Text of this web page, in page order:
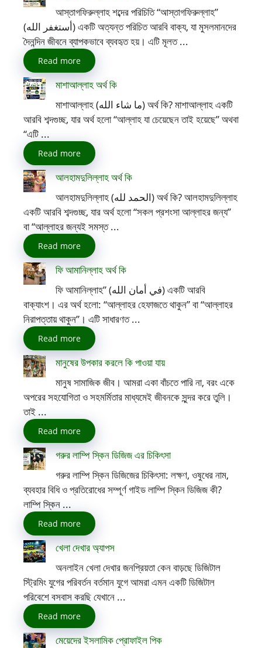
আস্তাগফিরুল্লাহ শব্দের পরিচিতি “আস্তাগফিরুল্লাহ”
(أستغفر الله) একটি অত্যন্ত পরিচিত আরবি বাক্য, যা মুসলমানদের
দৈনন্দিন জীবনে ব্যাপকভাবে ব্যবহৃত হয়। এটি মূলত ...
Read more
মাশাআল্লাহ অর্থ কি
মাশাআল্লাহ (ما شاء الله) অর্থ কি? মাশাআল্লাহ একটি
আরবি শব্দগুচ্ছ, যার অর্থ হলো “আল্লাহ যা চেয়েছেন তাই হয়েছে” অথবা
“এটি ...
Read more
আলহামদুলিল্লাহ অর্থ কি
আলহামদুলিল্লাহ (الحمد لله) অর্থ কি? আলহামদুলিল্লাহ
একটি আরবি শব্দগুচ্ছ, যার অর্থ হলো “সকল প্রশংসা আল্লাহর জন্য”
বা “আল্লাহর জন্যই সমস্ত ...
Read more
ফি আমানিল্লাহ অর্থ কি
ফি আমানিল্লাহ” (في أمان الله) একটি আরবি
বাক্যাংশ। এর অর্থ হলো: “আল্লাহর হেফাজতে থাকুন” বা “আল্লাহর
নিরাপত্তায় থাকুন”। এটি সাধারণত ...
Read more
মানুষের উপকার করলে কি পাওয়া যায়
মানুষ সামাজিক জীব। আমরা একা বাঁচতে পারি না, বরং একে
অপরের সহযোগিতা ও সহমর্মিতার মাধ্যমেই জীবনকে সুন্দর করে তুলি।
তাই ...
Read more
গরুর লাম্পি স্কিন ডিজিজ এর চিকিৎসা
গরুর লাম্পি স্কিন ডিজিজের চিকিৎসা: লক্ষণ, ওষুধের নাম,
ব্যবহার বিধি ও প্রতিরোধের সম্পূর্ণ গাইড লাম্পি স্কিন ডিজিজ কী?
লাম্পি স্কিন ...
Read more
খেলা দেখার অ্যাপস
অনলাইন খেলা দেখার জনপ্রিয়তা কেন বাড়ছে ডিজিটাল
স্ট্রিমিং যুগের পরিবর্তন বর্তমান যুগে আমরা এমন একটি ডিজিটাল
পরিবেশে বসবাস করছি যেখানে ...
Read more
মেয়েদের ইসলামিক প্রোফাইল পিক